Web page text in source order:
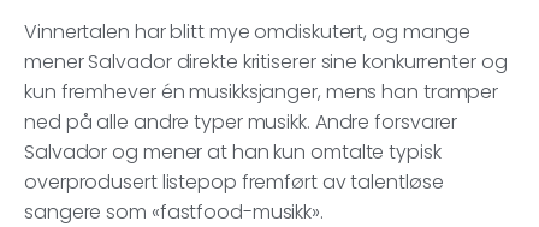
Vinnertalen har blitt mye omdiskutert, og mange
mener Salvador direkte kritiserer sine konkurrenter og
kun fremhever én musikksjanger, mens han tramper
ned på alle andre typer musikk. Andre forsvarer
Salvador og mener at han kun omtalte typisk
overprodusert listepop fremført av talentløse
sangere som «fastfood-musikk».